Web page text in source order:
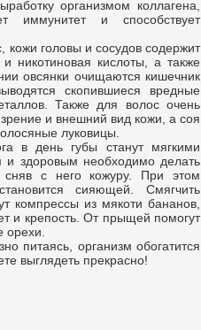
организмом коллагена,
иммунитет и способствует
головы и сосудов содержит
никотиновая кислоты, а также
овсянки очищаются кишечник
скопившиеся вредные
Также для волос очень
и внешний вид кожи, а соя
луковицы.
в день губы станут мягкими
здоровым необходимо делать
сняв с него кожуру. При этом
сияющей. Смягчить
компрессы из мякоти бананов,
и крепость. От прыщей помогут
орехи.
питаясь, организм обогатится
выглядеть прекрасно!